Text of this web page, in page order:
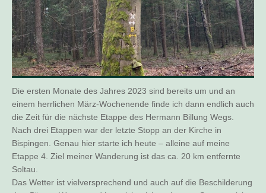
Die ersten Monate des Jahres 2023 sind bereits um und an
einem herrlichen März-Wochenende finde ich dann endlich auch
die Zeit für die nächste Etappe des Hermann Billung Wegs.
Nach drei Etappen war der letzte Stopp an der Kirche in
Bispingen. Genau hier starte ich heute – alleine auf meine
Etappe 4. Ziel meiner Wanderung ist das ca. 20 km entfernte
Soltau.
Das Wetter ist vielversprechend und auch auf die Beschilderung